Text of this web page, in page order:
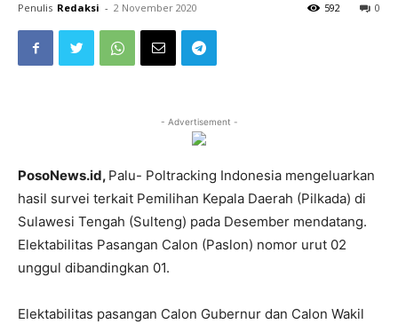
Penulis Redaksi - 2 November 2020 0
592
- Advertisement -
PosoNews.id, Palu- Poltracking Indonesia mengeluarkan
hasil survei terkait Pemilihan Kepala Daerah (Pilkada) di
Sulawesi Tengah (Sulteng) pada Desember mendatang.
Elektabilitas Pasangan Calon (Paslon) nomor urut 02
unggul dibandingkan 01.
Elektabilitas pasangan Calon Gubernur dan Calon Wakil